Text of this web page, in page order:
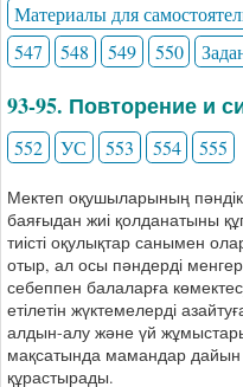
Материалы для
547
548 549 550
93-95. Повторение и
552 УС 553 554 555
Мектеп оқушыларының
баяғыдан жиі қолданатыны
тиісті оқулықтар санымен
отыр, ал осы пәндерді
себеппен балаларға
етілетін жүктемелерді
алдын-алу және үй
мақсатында мамандар дайын
құрастырады.